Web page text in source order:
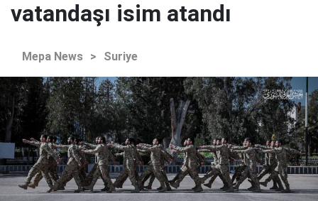
vatandaşı isim atandı
Mepa News > Suriye